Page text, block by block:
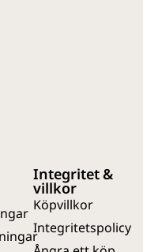
Integritet &
villkor
Köpvillkor
Integritetspolicy